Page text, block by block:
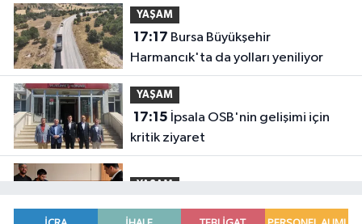
YAŞAM
17:17
Harmancık'ta da yolları yeniliyor
YAŞAM
17:15
kritik ziyaret
YAŞAM
17:00Ağrı'da toplu sünnet şöleni